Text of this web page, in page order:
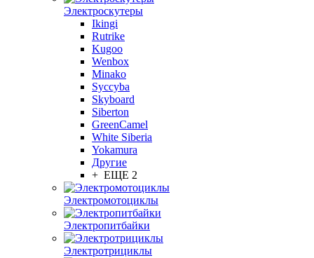
Электроскутеры
Ikingi
Rutrike
Kugoo
Wenbox
Minako
Syccyba
Skyboard
Siberton
GreenCamel
White Siberia
Yokamura
Другие
+ ЕЩЕ 2
Электромотоциклы
Электропитбайки
Электротрициклы